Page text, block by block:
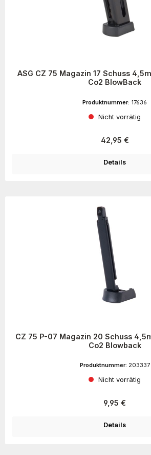
ASG CZ 75 Magazin 17 Schuss
Co2 BlowBack
Produktnummer: 17636
Nicht vorrätig
Regulärer Preis:
42,95 €
Details
CZ 75 P-07 Magazin 20 Schuss
Co2 Blowback
Produktnummer: 203337
Nicht vorrätig
Regulärer
9,95 €
Details